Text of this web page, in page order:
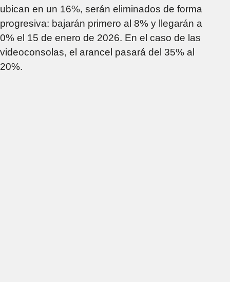
ubican en un 16%, serán eliminados de forma
progresiva: bajarán primero al 8% y llegarán a
0% el 15 de enero de 2026. En el caso de las
videoconsolas, el arancel pasará del 35% al
20%.